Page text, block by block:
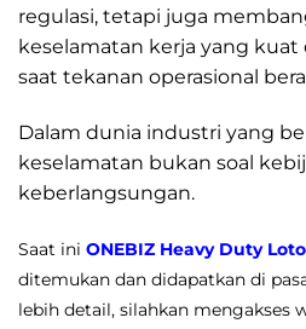
regulasi, tetapi juga
keselamatan kerja yang
saat tekanan operasional
Dalam dunia industri yang
keselamatan bukan soal
keberlangsungan.
Saat ini ONEBIZ Heavy Duty Loto
ditemukan dan didapatkan di
lebih detail, silahkan mengakses